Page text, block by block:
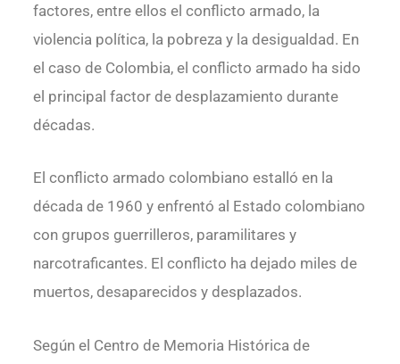
factores, entre ellos el conflicto armado, la
violencia política, la pobreza y la desigualdad. En
el caso de Colombia, el conflicto armado ha sido
el principal factor de desplazamiento durante
décadas.
El conflicto armado colombiano estalló en la
década de 1960 y enfrentó al Estado colombiano
con grupos guerrilleros, paramilitares y
narcotraficantes. El conflicto ha dejado miles de
muertos, desaparecidos y desplazados.
Según el Centro de Memoria Histórica de